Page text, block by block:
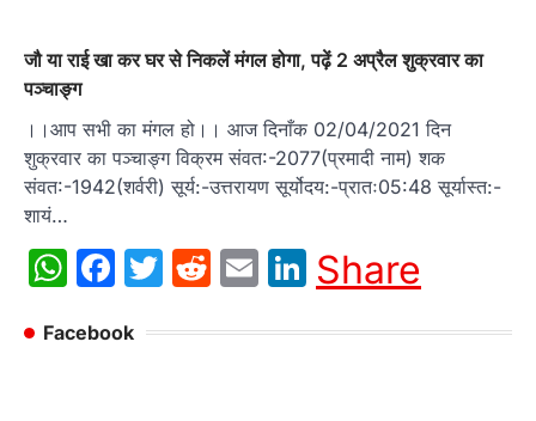
जौ या राई खा कर घर से निकलें मंगल होगा, पढ़ें 2 अप्रैल शुक्रवार का
पञ्चाङ्ग
।।आप सभी का मंगल हो।। आज दिनाँक 02/04/2021 दिन
शुक्रवार का पञ्चाङ्ग विक्रम संवत:-2077(प्रमादी नाम) शक
संवत:-1942(शर्वरी) सूर्य:-उत्तरायण सूर्योदय:-प्रातः05:48 सूर्यास्त:-
शायं…
WhatsApp
Facebook
Twitter
Reddit
EmailLinkedIn
Share
Facebook